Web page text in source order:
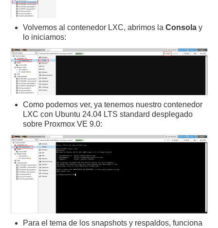
Volvemos al contenedor LXC, abrimos laConsola y
lo iniciamos:
Como podemos ver, ya tenemos nuestro contenedor
LXC con Ubuntu 24.04 LTS standard desplegado
sobre Proxmox VE 9.0:
Para el tema de los snapshots y respaldos, funciona